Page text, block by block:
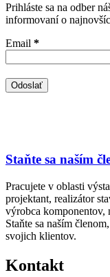
Prihláste sa na odber
informovaní o
Email *
Staňte sa naším
Pracujete v oblasti
projektant, realizátor
výrobca komponentov,
Staňte sa naším
svojich klientov.
Kontakt